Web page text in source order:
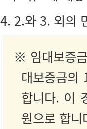
4. 2.와 3. 외의
※ 임대보증
대보증금의
합니다. 이
원으로 합니